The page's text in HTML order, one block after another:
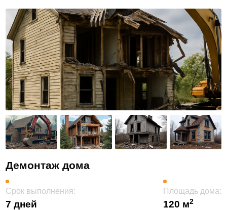
Демонтаж дома
Срок выполнения:
7 дней
Площадь дома:
120 м2